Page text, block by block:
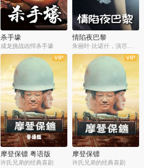
杀手壕
成龙挑战凶悍杀手壕
情陷夜巴黎
摩登保镖 粤语版
许氏兄弟的经典喜剧
摩登保镖
许氏兄弟的经典喜剧